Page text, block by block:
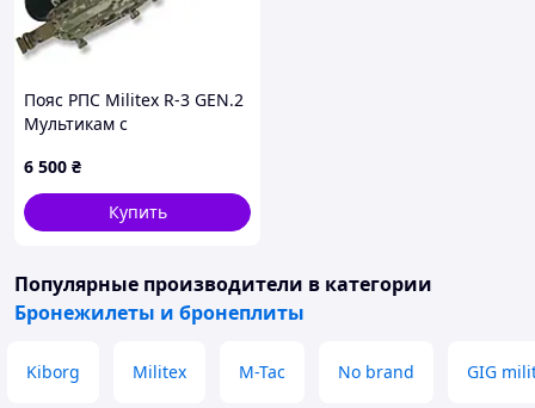
Пояс РПС Militex R-3 GEN.2
Мультикам с
класса
6 500 ₴
Купить
Популярные производители в категории
Бронежилеты и бронеплиты
Kiborg Militex M-Tac No brand GIG